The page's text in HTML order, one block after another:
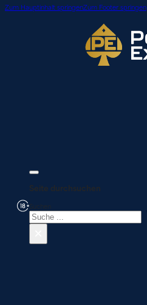
Zum Hauptinhalt springenZum Footer springen
Seite durchsuchen